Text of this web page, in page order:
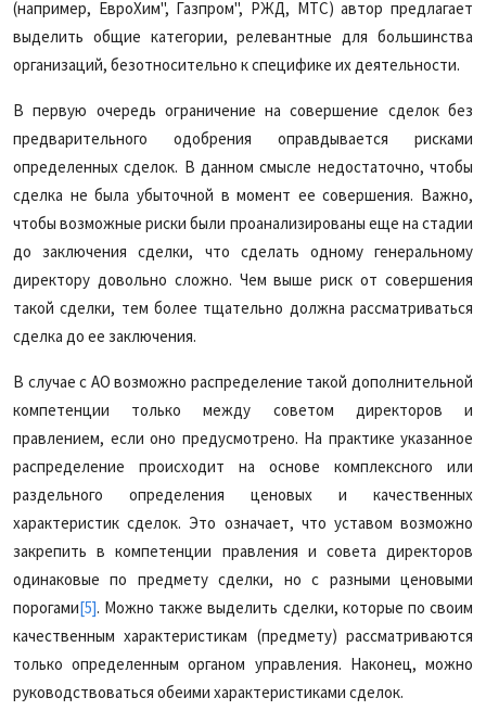
(например, ЕвроХим", Газпром", РЖД, МТС) автор предлагает
выделить общие категории, релевантные для большинства
организаций, безотносительно к специфике их деятельности.
В первую очередь ограничение на совершение сделок без
предварительного одобрения оправдывается рисками
определенных сделок. В данном смысле недостаточно, чтобы
сделка не была убыточной в момент ее совершения. Важно,
чтобы возможные риски были проанализированы еще на стадии
до заключения сделки, что сделать одному генеральному
директору довольно сложно. Чем выше риск от совершения
такой сделки, тем более тщательно должна рассматриваться
сделка до ее заключения.
В случае с АО возможно распределение такой дополнительной
компетенции только между советом директоров и
правлением, если оно предусмотрено. На практике указанное
распределение происходит на основе комплексного или
раздельного определения ценовых и качественных
характеристик сделок. Это означает, что уставом возможно
закрепить в компетенции правления и совета директоров
одинаковые по предмету сделки, но с разными ценовыми
порогами[5]. Можно также выделить сделки, которые по своим
качественным характеристикам (предмету) рассматриваются
только определенным органом управления. Наконец, можно
руководствоваться обеими характеристиками сделок.